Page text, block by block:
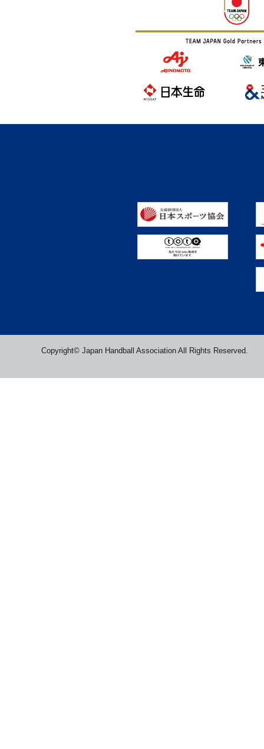
Copyright© Japan Handball Association All Rights Reserved.